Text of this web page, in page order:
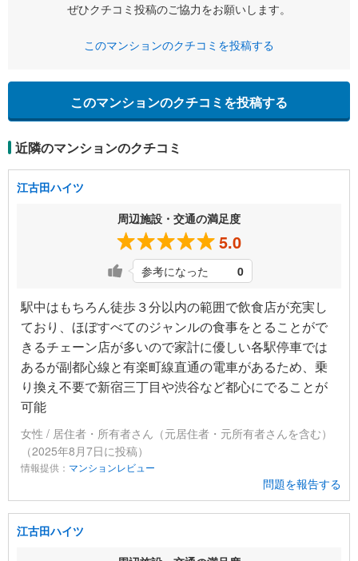
ぜひクチコミ投稿のご協力をお願いします。
このマンションのクチコミを投稿する
このマンションのクチコミを投稿する
近隣のマンションのクチコミ
江古田ハイツ
周辺施設・交通の満足度
5.0
参考になった 0
駅中はもちろん徒歩３分以内の範囲で飲食店が充実し
ており、ほぼすべてのジャンルの食事をとることがで
きるチェーン店が多いので家計に優しい各駅停車では
あるが副都心線と有楽町線直通の電車があるため、乗
り換え不要で新宿三丁目や渋谷など都心にでることが
可能
女性 / 居住者・所有者さん（元居住者・元所有者さんを含む）
（2025年8月7日に投稿）
情報提供： マンションレビュー
問題を報告する
江古田ハイツ